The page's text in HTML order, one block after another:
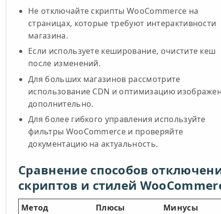
Не отключайте скрипты WooCommerce на
страницах, которые требуют интерактивности
магазина.
Если используете кеширование, очистите кеш
после изменений.
Для больших магазинов рассмотрите
использование CDN и оптимизацию
дополнительно.
Для более гибкого управления используйте
фильтры WooCommerce и проверяйте
документацию на актуальность.
Сравнение способов
скриптов и стилей
Метод Плюсы Минусы